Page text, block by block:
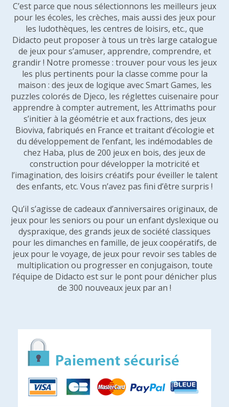
C’est parce que nous sélectionnons les meilleurs jeux
pour les écoles, les crèches, mais aussi des jeux pour
les ludothèques, les centres de loisirs, etc., que
Didacto peut proposer à tous un très large catalogue
de jeux pour s’amuser, apprendre, comprendre, et
grandir ! Notre promesse : trouver pour vous les jeux
les plus pertinents pour la classe comme pour la
maison : des jeux de logique avec Smart Games, les
puzzles colorés de Djeco, les réglettes cuisenaire pour
apprendre à compter autrement, les Attrimaths pour
s’initier à la géométrie et aux fractions, des jeux
Bioviva, fabriqués en France et traitant d’écologie et
du développement de l’enfant, les indémodables de
chez Haba, plus de 200 jeux en bois, des jeux de
construction pour développer la motricité et
l’imagination, des loisirs créatifs pour éveiller le talent
des enfants, etc. Vous n’avez pas fini d’être surpris !
Qu’il s’agisse de cadeaux d’anniversaires originaux, de
jeux pour les seniors ou pour un enfant dyslexique ou
dyspraxique, des grands jeux de société classiques
pour les dimanches en famille, de jeux coopératifs, de
jeux pour le voyage, de jeux pour revoir ses tables de
multiplication ou progresser en conjugaison, toute
l’équipe de Didacto est sur le pont pour dénicher plus
de 300 nouveaux jeux par an !